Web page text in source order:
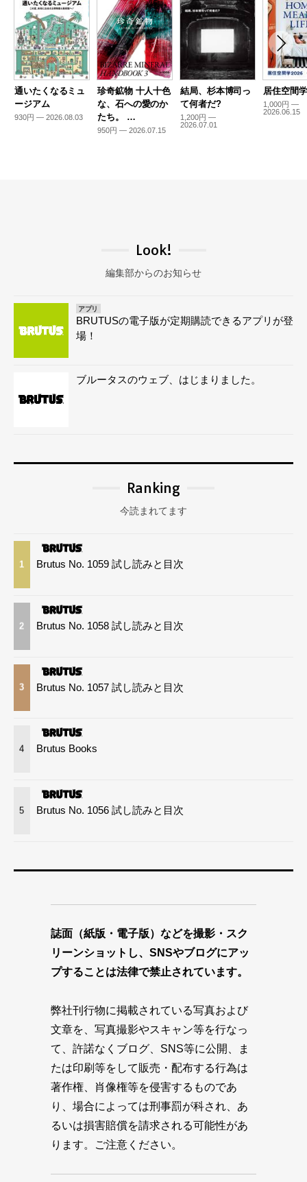
通いたくなるミュ
ージアム
930円 — 2026.08.03
珍奇鉱物 十人十色
な、石への愛のか
たち。 …
950円 — 2026.07.15
結局、杉本博司っ
て何者だ?
1,200円 —
2026.07.01
居住空間
1,000円 —
2026.06.15
Look!
編集部からのお知らせ
アプリ
BRUTUSの電子版が定期購読できるアプリが登
場！
ブルータスのウェブ、はじまりました。
Ranking
今読まれてます
1 Brutus No. 1059 試し読みと目次
2 Brutus No. 1058 試し読みと目次
3 Brutus No. 1057 試し読みと目次
4 Brutus Books
5 Brutus No. 1056 試し読みと目次
誌面（紙版・電子版）などを撮影・スク
リーンショットし、SNSやブログにアッ
プすることは法律で禁止されています。
弊社刊行物に掲載されている写真および
文章を、写真撮影やスキャン等を行なっ
て、許諾なくブログ、SNS等に公開、ま
たは印刷等をして販売・配布する行為は
著作権、肖像権等を侵害するものであ
り、場合によっては刑事罰が科され、あ
るいは損害賠償を請求される可能性があ
ります。ご注意ください。